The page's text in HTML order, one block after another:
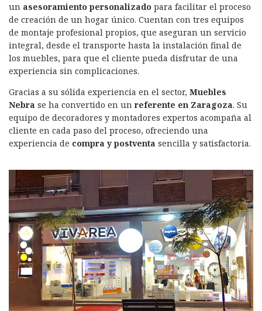
un asesoramiento personalizado para facilitar el proceso
de creación de un hogar único. Cuentan con tres equipos
de montaje profesional propios, que aseguran un servicio
integral, desde el transporte hasta la instalación final de
los muebles, para que el cliente pueda disfrutar de una
experiencia sin complicaciones.
Gracias a su sólida experiencia en el sector, Muebles
Nebra se ha convertido en un referente en Zaragoza. Su
equipo de decoradores y montadores expertos acompaña al
cliente en cada paso del proceso, ofreciendo una
experiencia de compra y postventa sencilla y satisfactoria.